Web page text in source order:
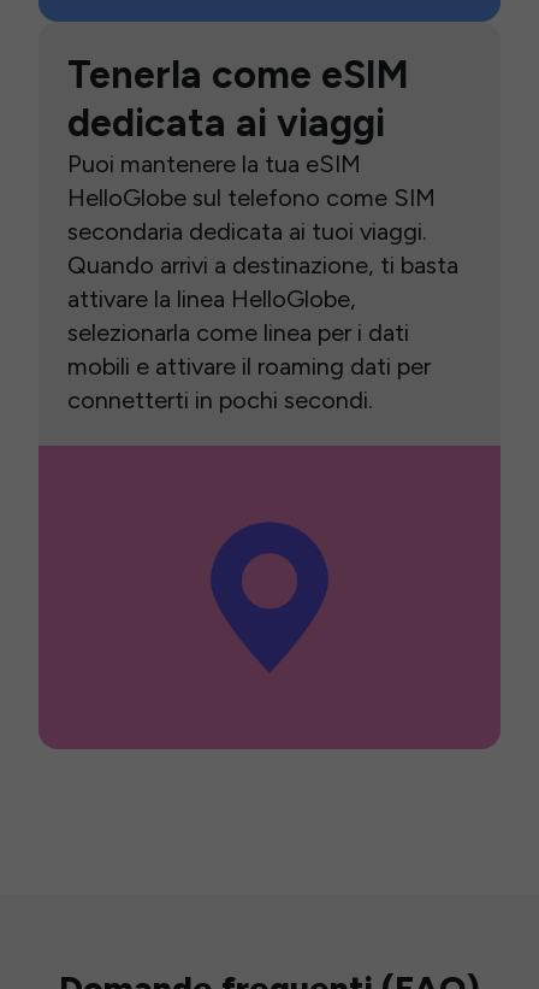
Tenerla come eSIM
dedicata ai viaggi
Puoi mantenere la tua eSIM
HelloGlobe sul telefono come SIM
secondaria dedicata ai tuoi viaggi.
Quando arrivi a destinazione, ti basta
attivare la linea HelloGlobe,
selezionarla come linea per i dati
mobili e attivare il roaming dati per
connetterti in pochi secondi.